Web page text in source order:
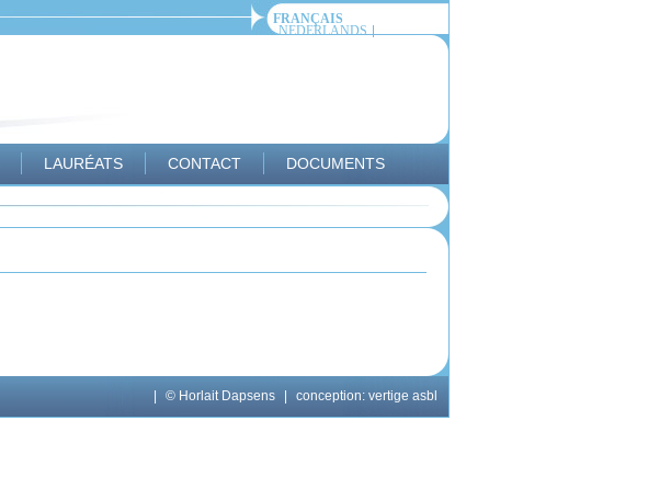
FRANÇAIS
NEDERLANDS
LAURÉATS CONTACT DOCUMENTS
© Horlait Dapsens conception: vertige asbl